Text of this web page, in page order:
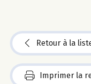
Retour à la
Imprimer la